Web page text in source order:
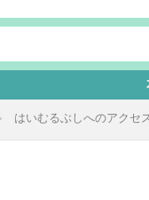
本ページにはプ
はいむるぶしへのアクセ